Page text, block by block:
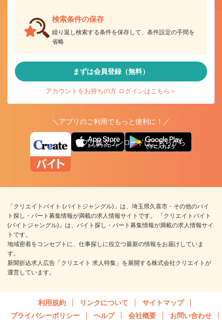
検索条件の保存
繰り返し検索する条件を保存して、条件設定の手間を
省略
まずは会員登録（無料）
アカウントをお持ちの方 ログインはこちら＞
＼アプリのご利用でもっと便利に！／
アプリ版ダウンロードはこちらから
「クリエイトバイト (バイトジャングル)」は、埼玉県久喜市・その他のバイ
ト探し・パート募集情報が満載の求人情報サイトです。 「クリエイトバイト
(バイトジャングル)」は、バイト探し・パート募集情報が満載の求人情報サイ
トです。
地域密着をコンセプトに、仕事探しに役立つ最新の情報をお届けしていま
す。
新聞折込求人広告「クリエイト 求人特集」を展開する株式会社クリエイトが
運営しています。
利用規約 リンクについて
サイトマップ
プライバシーポリシー
ヘルプ 会社概要 お問い合わせ